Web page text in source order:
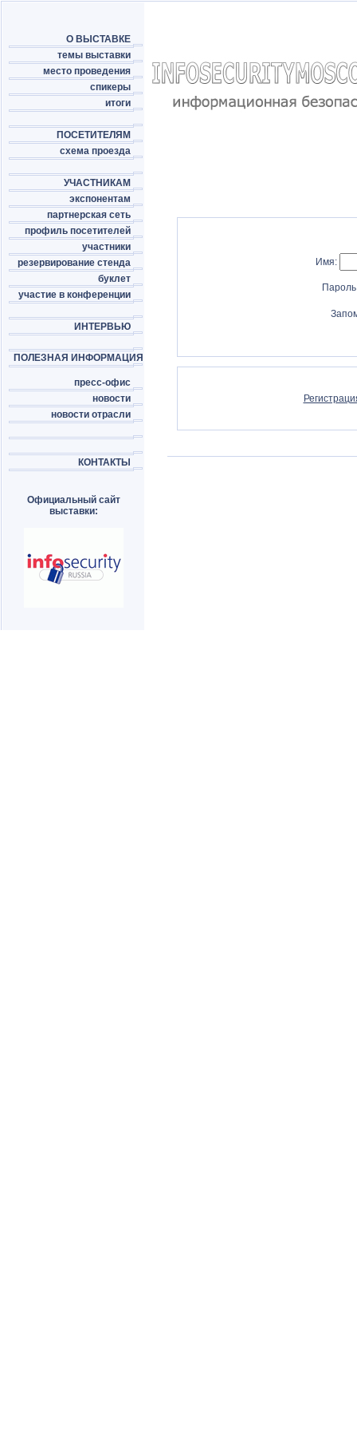
О ВЫСТАВКЕ
темы выставки
место проведения
спикеры
итоги
ПОСЕТИТЕЛЯМ
схема проезда
УЧАСТНИКАМ
экспонентам
партнерская сеть
профиль посетителей
участники
резервирование стенда
буклет
участие в конференции
ИНТЕРВЬЮ
ПОЛЕЗНАЯ ИНФОРМАЦИЯ
пресс-офис
новости
новости отрасли
КОНТАКТЫ
Официальный сайт
выставки:
Имя: